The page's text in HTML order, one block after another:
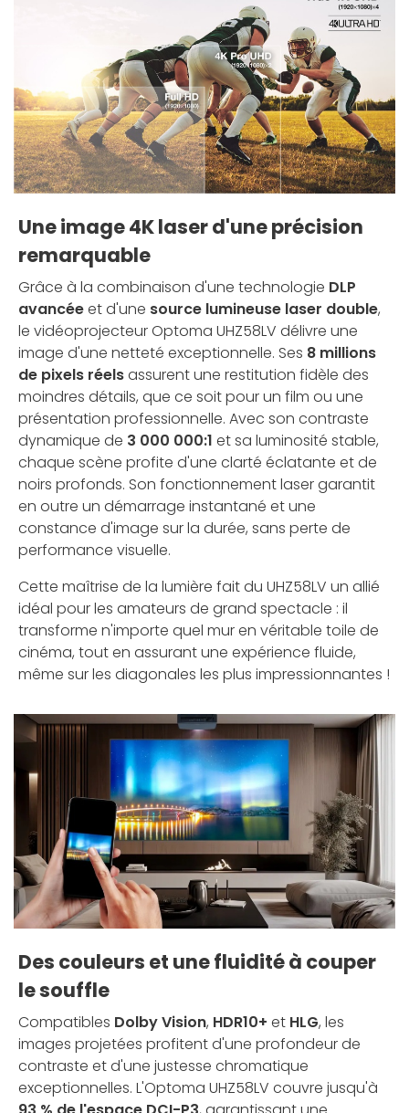
Une image 4K laser d'une précision
remarquable
Grâce à la combinaison d'une technologie DLP
avancéeet d'une source lumineuse laser double,
le vidéoprojecteur Optoma UHZ58LV délivre une
image d'une netteté exceptionnelle. Ses 8 millions
de pixels réelsassurent une restitution fidèle des
moindres détails, que ce soit pour un film ou une
présentation professionnelle. Avec son contraste
dynamique de 3 000 000:1 et sa luminosité stable,
chaque scène profite d'une clarté éclatante et de
noirs profonds. Son fonctionnement laser garantit
en outre un démarrage instantané et une
constance d'image sur la durée, sans perte de
performance visuelle.
Cette maîtrise de la lumière fait du UHZ58LV un allié
idéal pour les amateurs de grand spectacle : il
transforme n'importe quel mur en véritable toile de
cinéma, tout en assurant une expérience fluide,
même sur les diagonales les plus impressionnantes !
Des couleurs et une fluidité à couper
le souffle
Compatibles Dolby Vision, HDR10+ et HLG, les
images projetées profitent d'une profondeur de
contraste et d'une justesse chromatique
exceptionnelles. L'Optoma UHZ58LV couvre jusqu'à